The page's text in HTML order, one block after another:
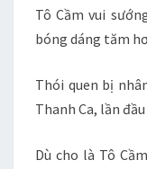
Tô Cầm vui
bóng dáng tăm
Thói quen bị
Thanh Ca, lần
Dù cho là Tô